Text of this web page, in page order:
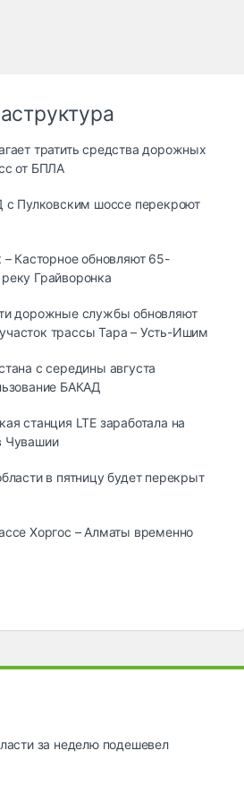
тратить средства дорожных
от БПЛА
с Пулковским шоссе перекроют
– Касторное обновляют 65-
Грайворонка
дорожные службы обновляют
трассы Тара – Усть-Ишим
с середины августа
БАКАД
станция LTE заработала на
Чувашии
в пятницу будет перекрыт
Хоргос – Алматы временно
за неделю подешевел